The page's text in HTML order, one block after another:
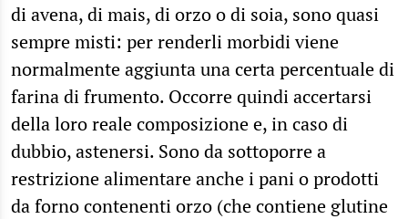
di avena, di mais, di orzo o di soia, sono quasi
sempre misti: per renderli morbidi viene
normalmente aggiunta una certa percentuale di
farina di frumento. Occorre quindi accertarsi
della loro reale composizione e, in caso di
dubbio, astenersi. Sono da sottoporre a
restrizione alimentare anche i pani o prodotti
da forno contenenti orzo (che contiene glutine